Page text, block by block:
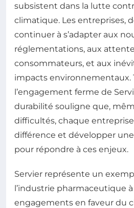
subsistent dans la lutte
climatique. Les entreprises,
continuer à s’adapter aux
réglementations, aux
consommateurs, et aux
impacts environnementaux.
l’engagement ferme de
durabilité souligne que,
difficultés, chaque
différence et développer
pour répondre à ces enjeux.
Servier représente un
l’industrie pharmaceutique à
engagements en faveur du